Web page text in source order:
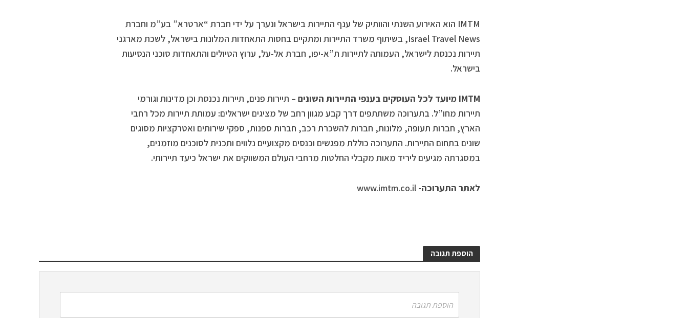
IMTM הוא האירוע השנתי והוותיק של ענף התיירות בישראל ונערך על ידי חברת “ארטרא” בע”מ וחברת
Israel Travel News, בשיתוף משרד התיירות ומתקיים בחסות התאחדות המלונות בישראל, לשכת מארגני
תיירות נכנסת לישראל, העמותה לתיירות ת”א-יפו, חברת אל-על, ערוץ הטיולים והתאחדות סוכני הנסיעות
בישראל.
IMTM מיועד לכל העוסקים בענפי התיירות השונים– תיירות פנים, תיירות נכנסת וכן מדינות וגורמי
תיירות מחו”ל. בתערוכה משתתפים דרך קבע מגוון רחב של מציגים ישראלים: עמותת תיירות מכל רחבי
הארץ, חברות תעופה, מלונות, חברות להשכרת רכב, חברות ספנות, ספקי שירותים ואטרקציות מסוגים
שונים בתחום התיירות. התערוכה כוללת מפגשים וכנסים מקצועיים נלווים ותכנית לסוכנים מוזמנים,
במסגרתה מגיעים ליריד מאות מקבלי החלטות מרחבי העולם המשווקים את ישראל כיעד תיירותי.
לאתר התערוכה- www.imtm.co.il
הוספת תגובה
הוספת תגובה